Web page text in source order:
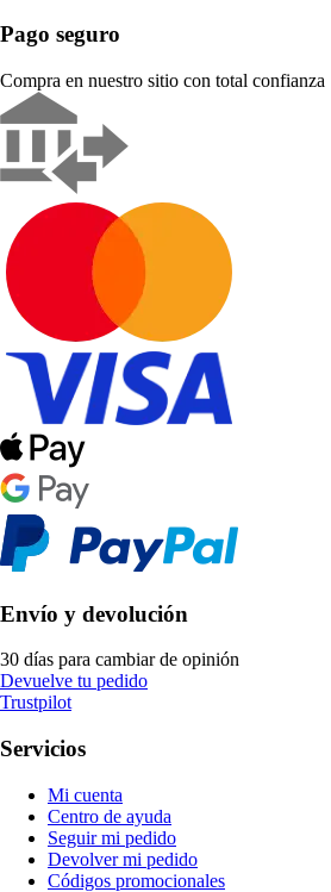
Pago seguro
Compra en nuestro sitio con total confianza
Envío y devolución
30 días para cambiar de opinión
Devuelve tu pedido
Trustpilot
Servicios
Mi cuenta
Centro de ayuda
Seguir mi pedido
Devolver mi pedido
Códigos promocionales